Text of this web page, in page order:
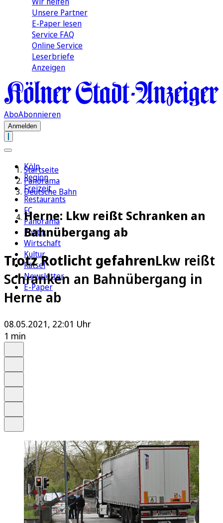
Unsere Partner
E-Paper lesen
Service FAQ
Online Service
Leserbriefe
Anzeigen
AboAbonnieren
Anmelden
Köln
Region
Freizeit
Restaurants
FC
Panorama
Politik
Wirtschaft
Kultur
Rätsel
Newsletter
E-Paper
Startseite
Panorama
Deutsche Bahn
Herne: Lkw reißt Schranken an
Bahnübergang ab
Trotz Rotlicht gefahrenLkw reißt
Schranken an Bahnübergang in
Herne ab
08.05.2021, 22:01 Uhr
1 min